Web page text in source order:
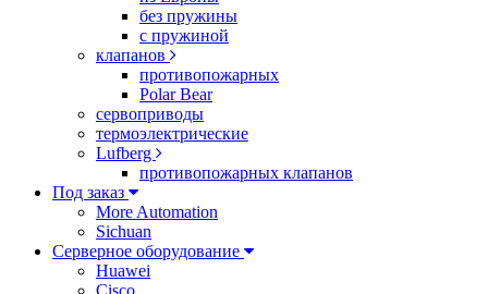
без пружины
с пружиной
клапанов
противопожарных
Polar Bear
сервоприводы
термоэлектрические
Lufberg
противопожарных клапанов
Под заказ
More Automation
Sichuan
Серверное оборудование
Huawei
Cisco